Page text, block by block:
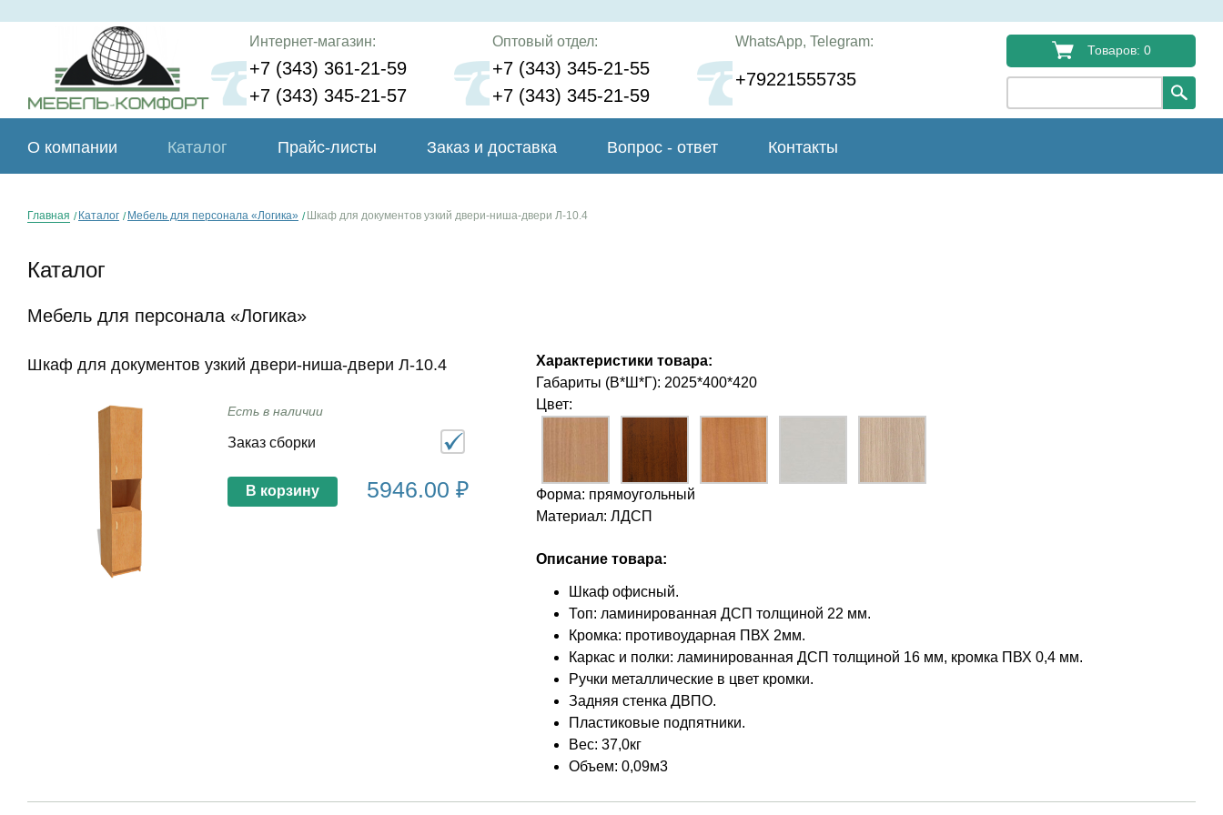
Главная Каталог Мебель для персонала «Логика» Шкаф для документов узкий двери-ниша-двери Л-10.4
Каталог
Мебель для персонала «Логика»
Шкаф для документов узкий двери-ниша-двери Л-10.4
Есть в наличии
Заказ сборки
5946.00 ₽
В корзину
Характеристики товара:
Габариты (В*Ш*Г): 2025*400*420
Цвет:
Форма: прямоугольный
Материал: ЛДСП
Описание товара:
Шкаф офисный.
Топ: ламинированная ДСП толщиной 22 мм.
Кромка: противоударная ПВХ 2мм.
Каркас и полки: ламинированная ДСП толщиной 16 мм, кромка ПВХ 0,4 мм.
Ручки металлические в цвет кромки.
Задняя стенка ДВПО.
Пластиковые подпятники.
Вес: 37,0кг
Объем: 0,09м3
Интернет-магазин:
+7 (343) 361-21-59
+7 (343) 345-21-57
Оптовый отдел:
+7 (343) 345-21-55
+7 (343) 345-21-59
WhatsApp, Telegram:
+79221555735
Товаров: 0
О компании Каталог Прайс-листы Заказ и доставка Вопрос - ответ Контакты